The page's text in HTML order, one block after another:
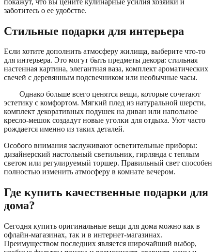
заботитесь о ее удобстве.
Стильные подарки для интерьера
Если хотите дополнить атмосферу жилища, выберите что-то
для интерьера. Это могут быть предметы декора: стильная
настенная картина, элегантная ваза, комплект ароматических
свечей с деревянным подсвечником или необычные часы.
Однако больше всего ценятся вещи, которые сочетают
эстетику с комфортом. Мягкий плед из натуральной шерсти,
комплект декоративных подушек на диван или напольное
кресло-мешок создадут новые уголки для отдыха. Уют часто
рождается именно из таких деталей.
Особого внимания заслуживают осветительные приборы:
дизайнерский настольный светильник, гирлянда с теплым
светом или регулируемый торшер. Правильный свет способен
полностью изменить атмосферу в комнате вечером.
Где купить качественные подарки для
дома?
Сегодня купить оригинальные вещи для дома можно как в
офлайн-магазинах, так и в интернет-магазинах.
Преимуществом последних является широчайший выбор,